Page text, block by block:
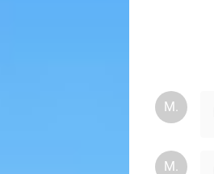
M.
M.